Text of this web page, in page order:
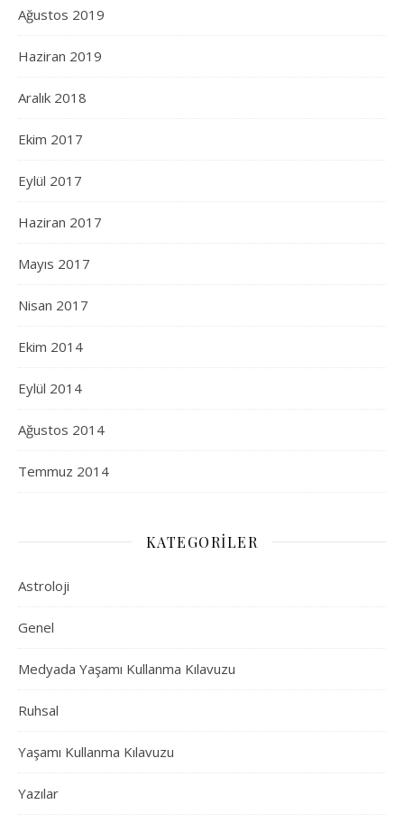
Ağustos 2019
Haziran 2019
Aralık 2018
Ekim 2017
Eylül 2017
Haziran 2017
Mayıs 2017
Nisan 2017
Ekim 2014
Eylül 2014
Ağustos 2014
Temmuz 2014
KATEGORILER
Astroloji
Genel
Medyada Yaşamı Kullanma Kılavuzu
Ruhsal
Yaşamı Kullanma Kılavuzu
Yazılar